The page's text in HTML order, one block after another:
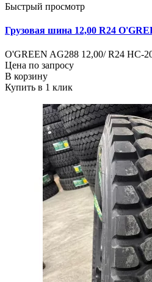
Быстрый просмотр
Грузовая шина 12,00 R24
O'GREEN AG288 12,00/ R24 HC-
Цена по запросу
В корзину
Купить в 1 клик